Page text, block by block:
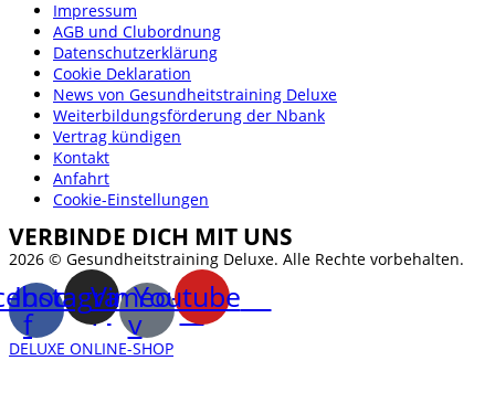
Impressum
AGB und Clubordnung
Datenschutzerklärung
Cookie Deklaration
News von Gesundheitstraining Deluxe
Weiterbildungsförderung der Nbank
Vertrag kündigen
Kontakt
Anfahrt
Cookie-Einstellungen
VERBINDE DICH MIT UNS
2026 © Gesundheitstraining Deluxe. Alle Rechte vorbehalten.
f
Instagram
Vimeo-
v
Youtube
DELUXE ONLINE-SHOP